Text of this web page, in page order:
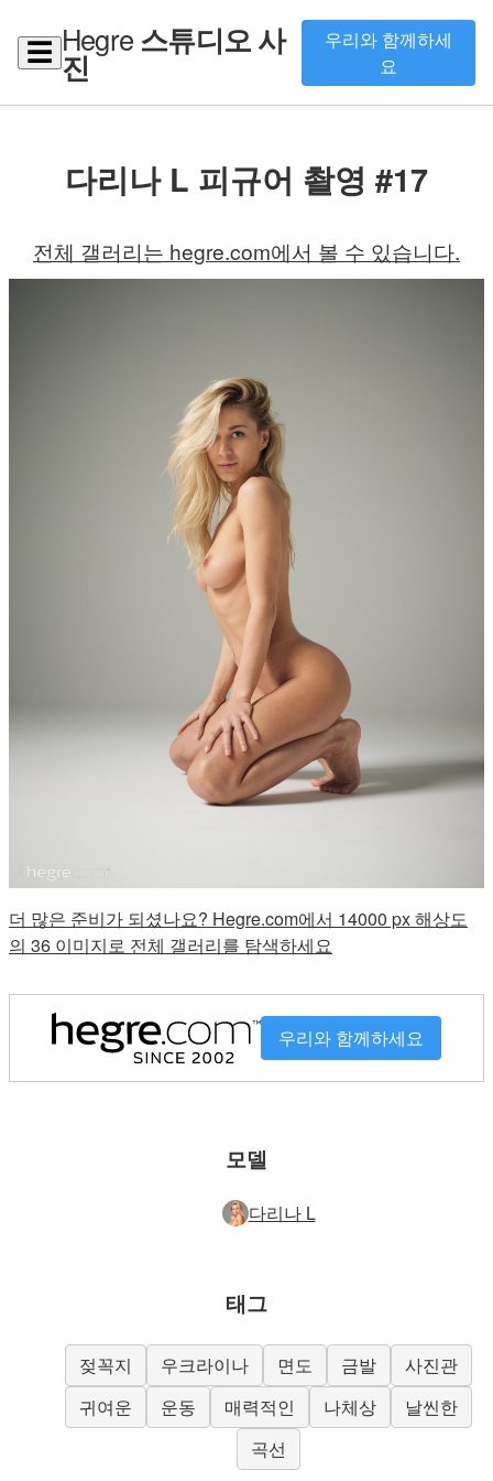
☰ Hegre스튜디오 사
진
우리와 함께하세
요
다리나 L 피규어 촬영 #17
전체 갤러리는 hegre.com에서 볼 수 있습니다.
더 많은 준비가 되셨나요? Hegre.com에서 14000 px 해상도
의 36 이미지로 전체 갤러리를 탐색하세요
우리와 함께하세요
모델
다리나 L
태그
젖꼭지 우크라이나 면도 금발
사진관
귀여운
운동 매력적인 나체상
날씬한
곡선